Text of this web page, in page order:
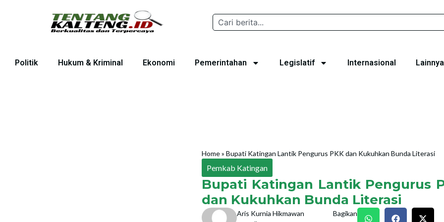
Politik Hukum & Kriminal Ekonomi Pemerintahan Legislatif Internasional Lainnya
Home»Bupati Katingan Lantik Pengurus PKK dan Kukuhkan Bunda Literasi
Pemkab Katingan
Bupati Katingan Lantik Pengurus
dan Kukuhkan Bunda Literasi
Aris Kurnia Hikmawan Bagikan